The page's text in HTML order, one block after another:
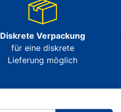
Diskrete Verpackung
für eine diskrete
Lieferung möglich